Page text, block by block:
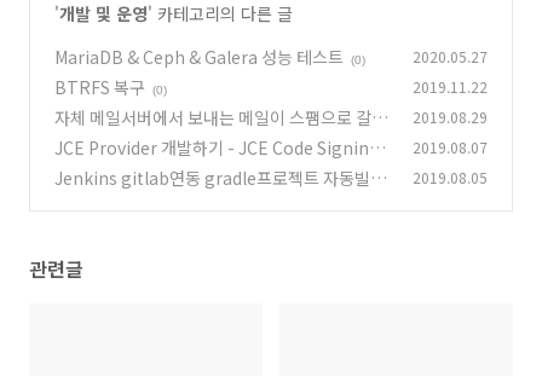
'개발 및 운영' 카테고리의 다른 글
MariaDB & Ceph & Galera 성능 테스트
(0) 2020.05.27
BTRFS 복구 (0) 2019.11.22
자체 메일서버에서 보내는 메일이 스팸으로 갈
때..
(0)
2019.08.29
JCE Provider 개발하기 - JCE Code Signing
인증서 요청
(1)
2019.08.07
Jenkins gitlab연동 gradle프로젝트 자동빌드
2019.08.05
관련글